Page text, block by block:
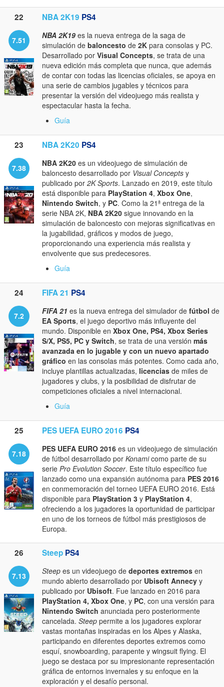
22 NBA 2K19 PS4
7.51 NBA 2K19 es la nueva entrega de la saga de
simulación de baloncesto de 2K para consolas y PC.
Desarrollado por Visual Concepts, se trata de una
nueva edición más completa que nunca, que además
de contar con todas las licencias oficiales, se apoya en
una serie de cambios jugables y técnicos para
presentar la versión del videojuego más realista y
espectacular hasta la fecha.
Guía
23 NBA 2K20 PS4
7.38 NBA 2K20 es un videojuego de simulación de
baloncesto desarrollado por Visual Concepts y
publicado por 2K Sports. Lanzado en 2019, este título
está disponible para PlayStation 4, Xbox One,
Nintendo Switch, y PC. Como la 21ª entrega de la
serie NBA 2K, NBA 2K20 sigue innovando en la
simulación de baloncesto con mejoras significativas en
la jugabilidad, gráficos y modos de juego,
proporcionando una experiencia más realista y
envolvente que sus predecesores.
Guía
24 FIFA 21 PS4
7.2 FIFA 21 es la nueva entrega del simulador de fútbol de
EA Sports, el juego deportivo más influyente del
mundo. Disponible en Xbox One, PS4, Xbox Series
S/X, PS5, PC y Switch, se trata de una versión más
avanzada en lo jugable y con un nuevo apartado
gráfico en las consolas más potentes. Como cada año,
incluye plantillas actualizadas, licencias de miles de
jugadores y clubs, y la posibilidad de disfrutar de
competiciones oficiales a nivel internacional.
Guía
25 PES UEFA EURO 2016 PS4
7.18 PES UEFA EURO 2016 es un videojuego de simulación
de fútbol desarrollado por Konamicomo parte de su
serie Pro Evolution Soccer. Este título específico fue
lanzado como una expansión autónoma para PES 2016
en conmemoración del torneo UEFA EURO 2016. Está
disponible para PlayStation 3 y PlayStation 4,
ofreciendo a los jugadores la oportunidad de participar
en uno de los torneos de fútbol más prestigiosos de
Europa.
26 Steep PS4
7.13 Steep es un videojuego de deportes extremos en
mundo abierto desarrollado por Ubisoft Annecy y
publicado por Ubisoft. Fue lanzado en 2016 para
PlayStation 4, Xbox One, y PC, con una versión para
Nintendo Switch anunciada pero posteriormente
cancelada. Steep permite a los jugadores explorar
vastas montañas inspiradas en los Alpes y Alaska,
participando en diferentes deportes extremos como
esquí, snowboarding, parapente y wingsuit flying. El
juego se destaca por su impresionante representación
gráfica de entornos invernales y su enfoque en la
exploración y el desafío personal.